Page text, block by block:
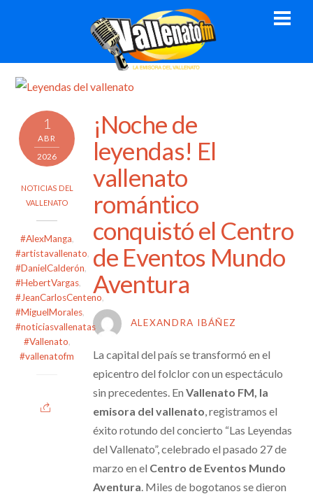
1
ABR
2026
NOTICIAS DEL
VALLENATO
#AlexManga,
#artistavallenato,
#DanielCalderón,
#HebertVargas,
#JeanCarlosCenteno,
#MiguelMorales,
#noticiasvallenatas
#Vallenato,
#vallenatofm
¡Noche de
leyendas! El
vallenato
romántico
conquistó el Centro
de Eventos Mundo
Aventura
ALEXANDRA IBÁÑEZ
La capital del país se transformó en el
epicentro del folclor con un espectáculo
sin precedentes. En Vallenato FM, la
emisora del vallenato , registramos el
éxito rotundo del concierto “Las Leyendas
del Vallenato”, celebrado el pasado 27 de
marzo en el Centro de Eventos Mundo
Aventura . Miles de bogotanos se dieron